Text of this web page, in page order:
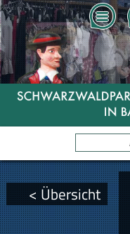
< Übersicht